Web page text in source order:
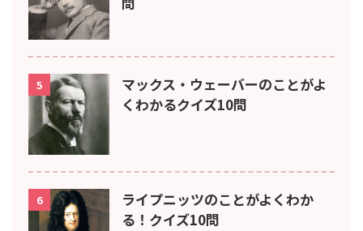
5
マックス・ウェーバーのことがよ
くわかるクイズ10問
6
ライプニッツのことがよくわか
る！クイズ10問